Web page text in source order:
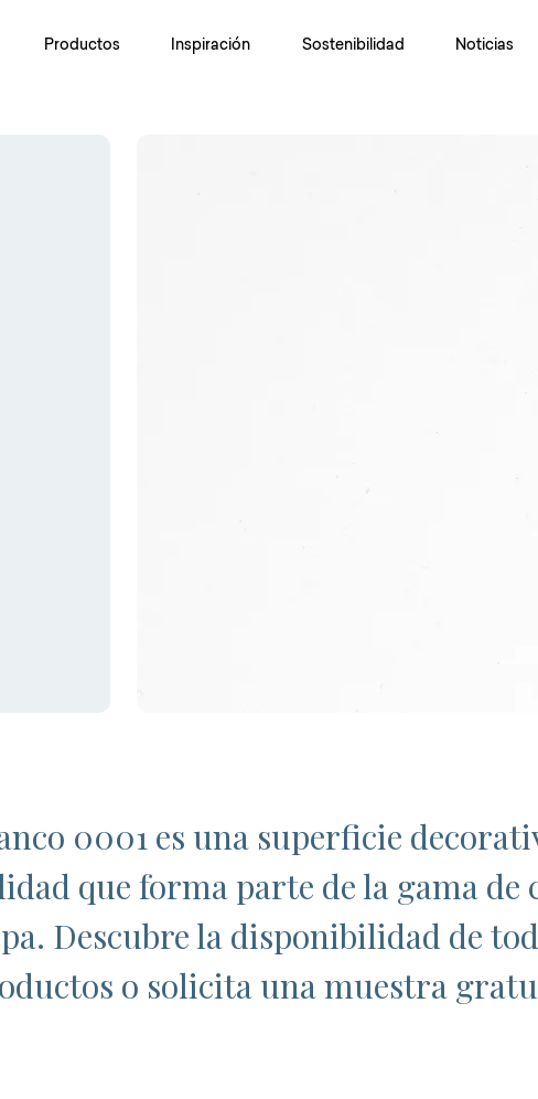
Productos Inspiración Sostenibilidad Noticias
0001 es una superficie
que forma parte de la gama de
Descubre la disponibilidad de
o solicita una muestra